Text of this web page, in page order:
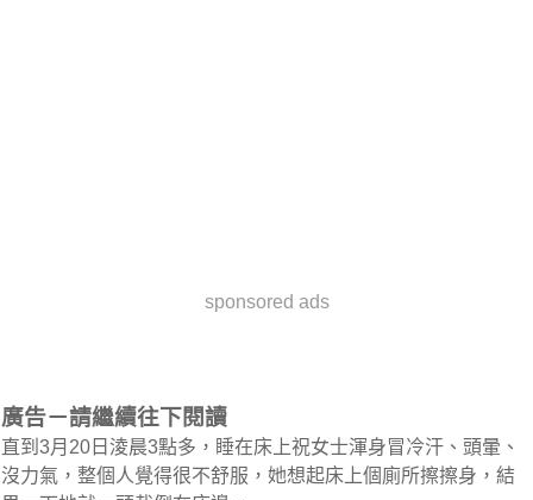
sponsored ads
廣告－請繼續往下閱讀
直到3月20日淩晨3點多，睡在床上祝女士渾身冒冷汗、頭暈、
沒力氣，整個人覺得很不舒服，她想起床上個廁所擦擦身，結